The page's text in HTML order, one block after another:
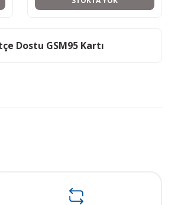
Dostu GSM95 Kartı